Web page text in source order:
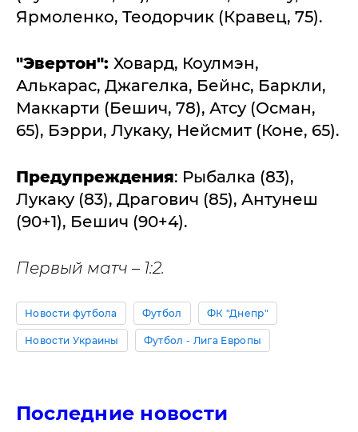
Ярмоленко, Теодорчик (Кравец, 75).
"Эвертон": Ховард, Коулмэн,
Алькарас, Джагелка, Бейнс, Баркли,
Маккарти (Бешич, 78), Атсу (Осман,
65), Бэрри, Лукаку, Нейсмит (Коне, 65).
Предупреждения: Рыбалка (83),
Лукаку (83), Драгович (85), Антунеш
(90+1), Бешич (90+4).
Первый матч – 1:2.
Новости футбола Футбол ФК "Днепр"
Новости Украины Футбол - Лига Европы
Последние новости